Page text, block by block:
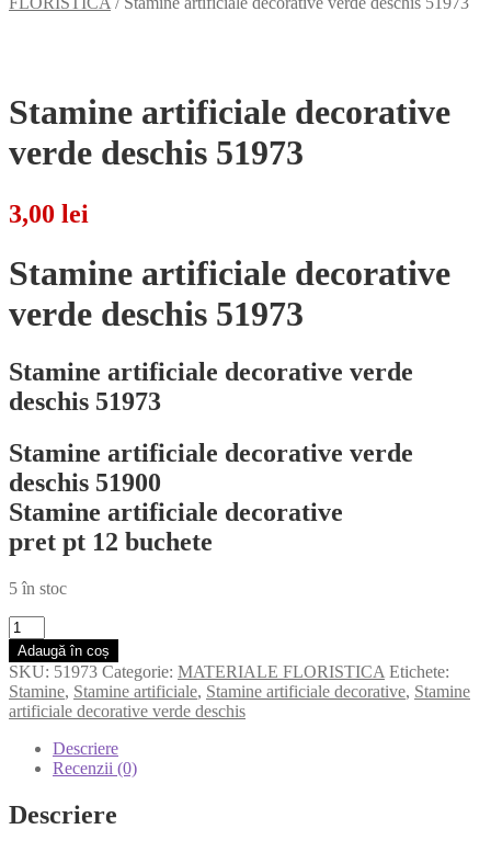
Stamine artificiale decorative
verde deschis 51973
3,00 lei
Stamine artificiale decorative
verde deschis 51973
Stamine artificiale decorative verde
deschis 51973
Stamine artificiale decorative verde
deschis 51900
Stamine artificiale decorative
pret pt 12 buchete
5 în stoc
Cantitate
Stamine
artificiale
decorative
verde
deschis
51973
Adaugă în coș
SKU: 51973 Categorie: MATERIALE FLORISTICA Etichete:
Stamine, Stamine artificiale, Stamine artificiale decorative, Stamine
artificiale decorative verde deschis
Descriere
Recenzii (0)
Descriere